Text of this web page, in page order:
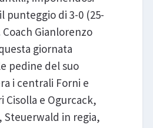
punteggio di 3-0 (25-
Coach Gianlorenzo
giornata
pedine del suo
i centrali Forni e
Cisolla e Ogurcack,
Steuerwald in regia,